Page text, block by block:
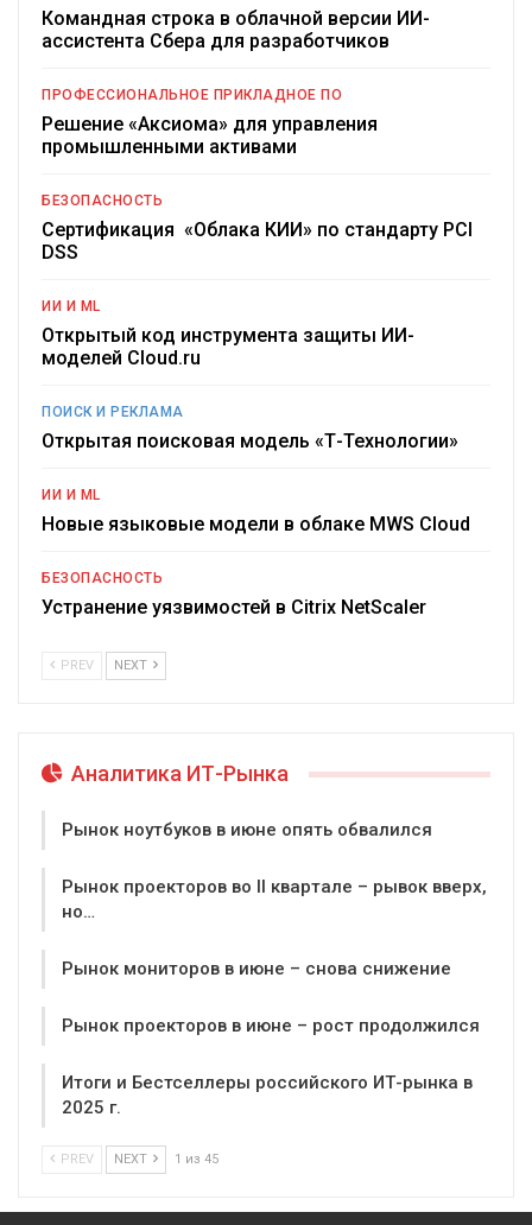
Командная строка в облачной версии ИИ-
ассистента Сбера для разработчиков
ПРОФЕССИОНАЛЬНОЕ ПРИКЛАДНОЕ ПО
Решение «Аксиома» для управления
промышленными активами
БЕЗОПАСНОСТЬ
Сертификация «Облака КИИ» по стандарту PCI
DSS
ИИ И ML
Открытый код инструмента защиты ИИ-
моделей Cloud.ru
ПОИСК И РЕКЛАМА
Открытая поисковая модель «Т-Технологии»
ИИ И ML
Новые языковые модели в облаке MWS Cloud
БЕЗОПАСНОСТЬ
Устранение уязвимостей в Citrix NetScaler
PREV NEXT
Аналитика ИТ-Рынка
Рынок ноутбуков в июне опять обвалился
Рынок проекторов во II квартале – рывок вверх,
но…
Рынок мониторов в июне – снова снижение
Рынок проекторов в июне – рост продолжился
Итоги и Бестселлеры российского ИТ-рынка в
2025 г.
PREV NEXT 1 из 45